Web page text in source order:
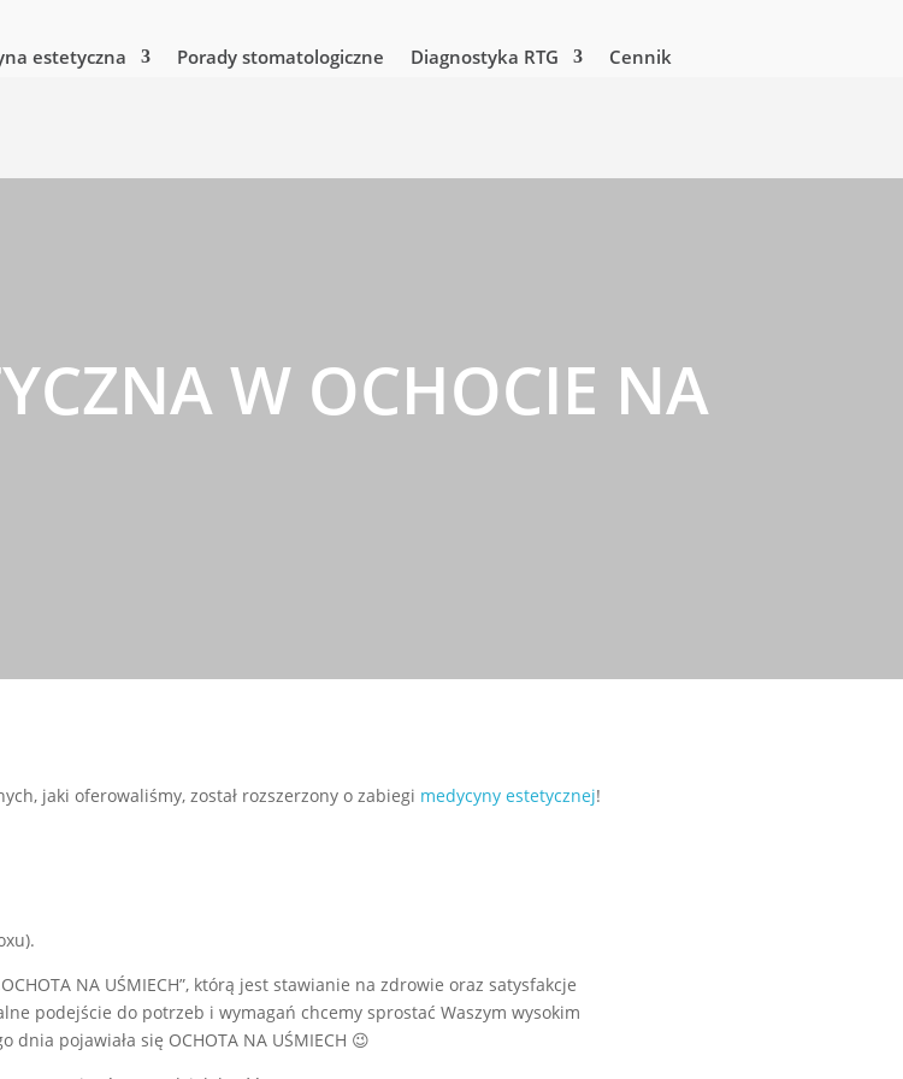
estetyczna Porady stomatologiczne Diagnostyka RTG Cennik
W OCHOCIE NA
jaki oferowaliśmy, został rozszerzony o zabiegi medycyny estetycznej!
NA UŚMIECH”, którą jest stawianie na zdrowie oraz satysfakcje
podejście do potrzeb i wymagań chcemy sprostać Waszym wysokim
pojawiała się OCHOTA NA UŚMIECH 😉